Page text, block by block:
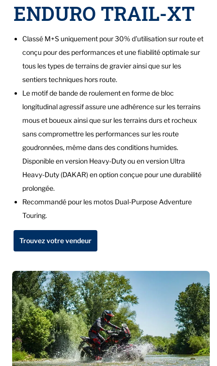
ENDURO TRAIL-XT
Classé M+S uniquement pour 30% d'utilisation sur route et
conçu pour des performances et une fiabilité optimale sur
tous les types de terrains de gravier ainsi que sur les
sentiers techniques hors route.
Le motif de bande de roulement en forme de bloc
longitudinal agressif assure une adhérence sur les terrains
mous et boueux ainsi que sur les terrains durs et rocheux
sans compromettre les performances sur les route
goudronnées, même dans des conditions humides.
Disponible en version Heavy-Duty ou en version Ultra
Heavy-Duty (DAKAR) en option conçue pour une durabilité
prolongée.
Recommandé pour les motos Dual-Purpose Adventure
Touring.
Trouvez votre vendeur